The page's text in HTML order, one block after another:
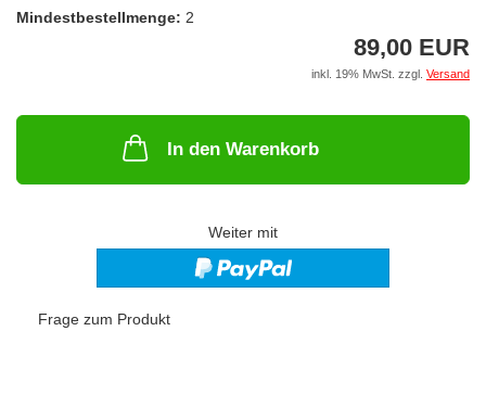
Mindestbestellmenge: 2
89,00 EUR
inkl. 19% MwSt. zzgl. Versand
In den Warenkorb
Weiter mit
Frage zum Produkt